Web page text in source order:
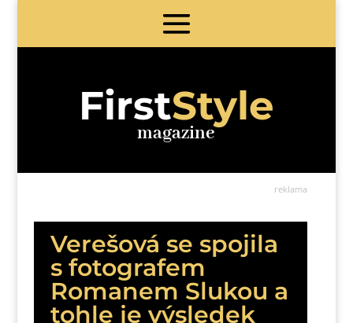
FirstStyle
magazine
reklama
Verešová se spojila
s fotografem
Romanem Slukou a
tohle je výsledek